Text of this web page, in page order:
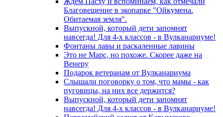
Благовещение в экопарке "Ойкумена.
Обитаемая земля".
Выпускной, который дети запомнят
навсегда! Для 4-х классов - в Вулканариуме!
Фонтаны лавы и раскаленные лавины
Это не Марс, но похоже. Скорее даже на
Венеру
Подарок ветеранам от Вулканариума
Слышали поговорку о том, что мамы - как
пуговицы, на них все держится?
Выпускной, который дети запомнят
навсегда! Для 4-х классов - в Вулканариуме!